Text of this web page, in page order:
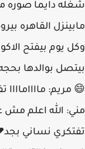
شغله دايما صوره
مابينزل القاهره
وكل يوم بيفتح
بيتصل بوالدها
😄 مريم:
مني: الله اعلم
تفتكري نساني